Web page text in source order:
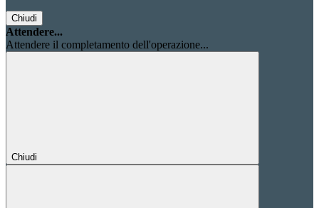
Chiudi
Attendere...
Attendere il completamento dell'operazione...
Chiudi